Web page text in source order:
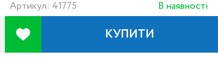
Артикул: 41775 В наявності
КУПИТИ